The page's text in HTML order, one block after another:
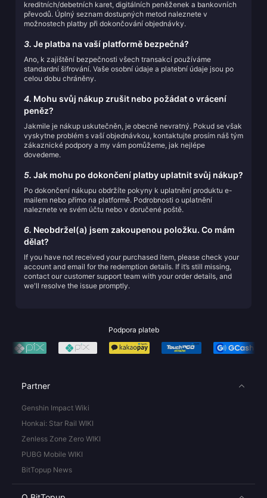
kreditních/debetních karet, digitálních peněženek a bankovních
převodů. Úplný seznam dostupných metod naleznete v
možnostech platby při dokončování objednávky.
3. Je platba na vaší platformě bezpečná?
Ano, k zajištění bezpečnosti všech transakcí používáme
standardní šifrování. Vaše osobní údaje a platební údaje jsou po
celou dobu chráněny.
4. Mohu svůj nákup zrušit nebo požádat o vrácení
peněz?
Jakmile je nákup uskutečněn, je obecně nevratný. Pokud se však
vyskytne problém s vaší objednávkou, kontaktujte prosím náš tým
zákaznické podpory a my vám pomůžeme, jak nejlépe
dovedeme.
5. Jak mohu po dokončení platby uplatnit svůj nákup?
Po dokončení nákupu obdržíte pokyny k uplatnění produktu e-
mailem nebo přímo na platformě. Podrobnosti o uplatnění
naleznete ve svém účtu nebo v doručené poště.
6. Neobdržel(a) jsem zakoupenou položku. Co mám
dělat?
If you have not received your purchased item, please check your
account and email for the redemption details. If it’s still missing,
contact our customer support team with your order details, and
we'll resolve the issue promptly.
Podpora plateb
Partner
Genshin Impact Wiki
Honkai: Star Rail WIKI
Zenless Zone Zero WIKI
PUBG Mobile WIKI
BitTopup News